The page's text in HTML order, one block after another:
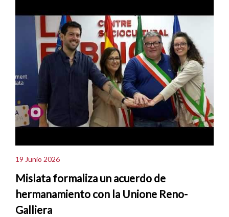
19 Junio 2026
Mislata formaliza un acuerdo de
hermanamiento con la Unione Reno-
Galliera